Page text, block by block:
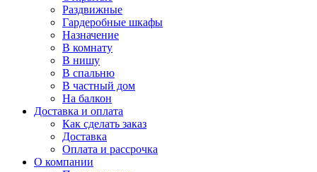
Раздвижные
Гардеробные шкафы
Назначение
В комнату
В нишу
В спальню
В частный дом
На балкон
Доставка и оплата
Как сделать заказ
Доставка
Оплата и рассрочка
О компании